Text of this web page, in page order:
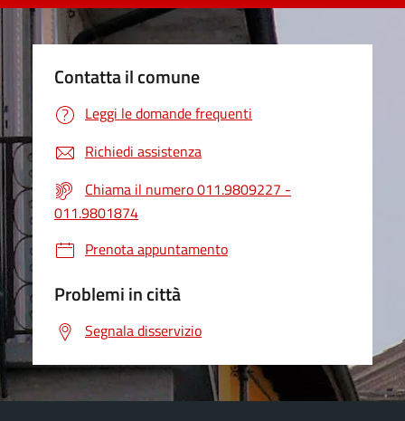
Contatta il comune
Leggi le domande frequenti
Richiedi assistenza
Chiama il numero 011.9809227 -
011.9801874
Prenota appuntamento
Problemi in città
Segnala disservizio